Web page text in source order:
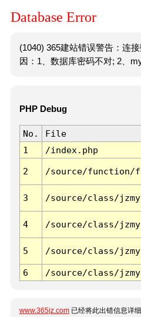
Database Error
(1040) 365建站错误警告：连
因：1、数据库密码不对; 2、
PHP Debug
No. File
1
/index.php
2 /source/function/
3 /source/class/
4 /source/class/
5 /source/class/
6 /source/class/
www.365jz.com 已经将此出错信息详